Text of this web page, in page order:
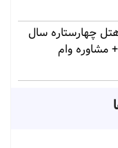
چهارستاره سال